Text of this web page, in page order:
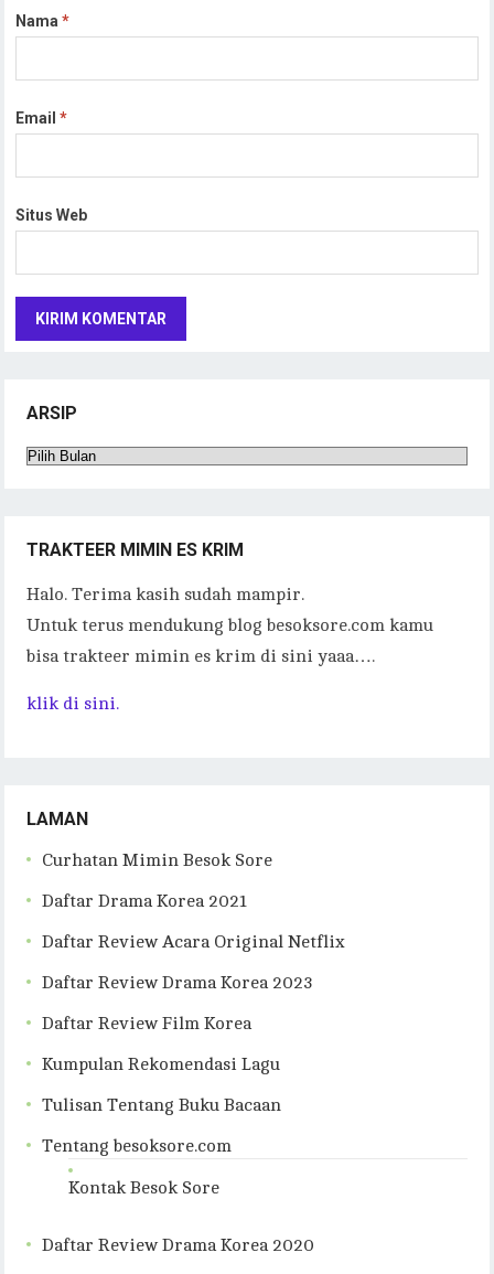
Nama*
Email*
Situs Web
ARSIP
Arsip
TRAKTEER MIMIN ES KRIM
Halo. Terima kasih sudah mampir.
Untuk terus mendukung blog besoksore.com kamu
bisa trakteer mimin es krim di sini yaaa….
klik di sini.
LAMAN
Curhatan Mimin Besok Sore
Daftar Drama Korea 2021
Daftar Review Acara Original Netflix
Daftar Review Drama Korea 2023
Daftar Review Film Korea
Kumpulan Rekomendasi Lagu
Tulisan Tentang Buku Bacaan
Tentang besoksore.com
Kontak Besok Sore
Daftar Review Drama Korea 2020